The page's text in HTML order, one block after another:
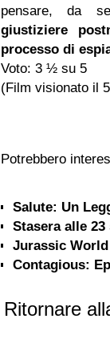
pensare, da
giustiziere
processo di
Voto: 3 ½ su 5
(Film visionato il
Potrebbero
Salute: Un
Stasera alle
Jurassic
Contagious:
Ritornare